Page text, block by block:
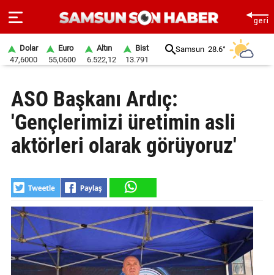
SAYFA
SAMSUN
HABER
GÜNDEM
SİYASET
EKONOMİ
DÜNYA
Dolar
47,6000
Euro
55,0600
Altın
6.522,12
Bist
13.791
Samsun 28.6°
ASO Başkanı Ardıç:
'Gençlerimizi üretimin asli
aktörleri olarak görüyoruz'